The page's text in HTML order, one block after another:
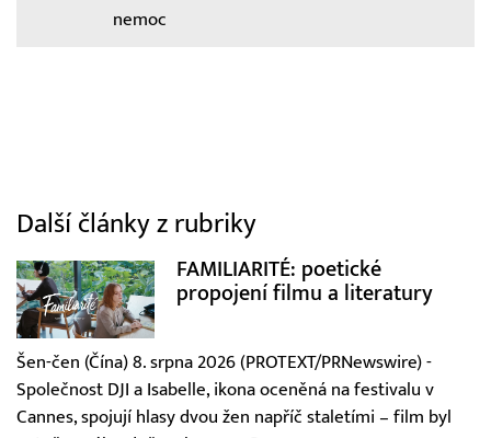
nemoc
Další články z rubriky
FAMILIARITÉ: poetické
propojení filmu a literatury
Šen-čen (Čína) 8. srpna 2026 (PROTEXT/PRNewswire) -
Společnost DJI a Isabelle, ikona oceněná na festivalu v
Cannes, spojují hlasy dvou žen napříč staletími – film byl